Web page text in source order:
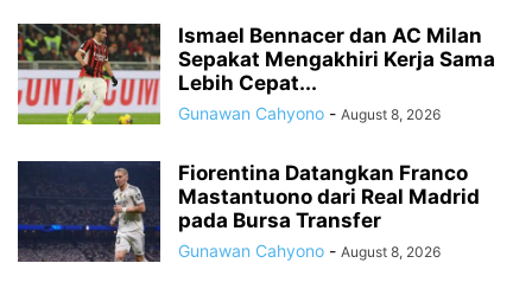
Ismael Bennacer dan AC Milan
Sepakat Mengakhiri Kerja Sama
Lebih Cepat...
Gunawan Cahyono - August 8, 2026
Fiorentina Datangkan Franco
Mastantuono dari Real Madrid
pada Bursa Transfer
Gunawan Cahyono - August 8, 2026